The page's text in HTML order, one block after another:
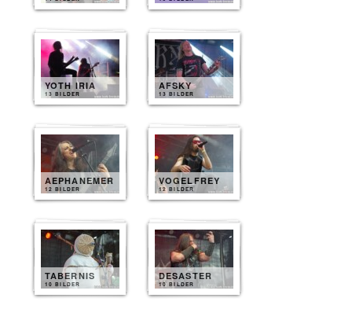
YOTH IRIA
13 BILDER
AFSKY
13 BILDER
AEPHANEMER
12 BILDER
VOGELFREY
12 BILDER
TABERNIS
10 BILDER
DESASTER
10 BILDER